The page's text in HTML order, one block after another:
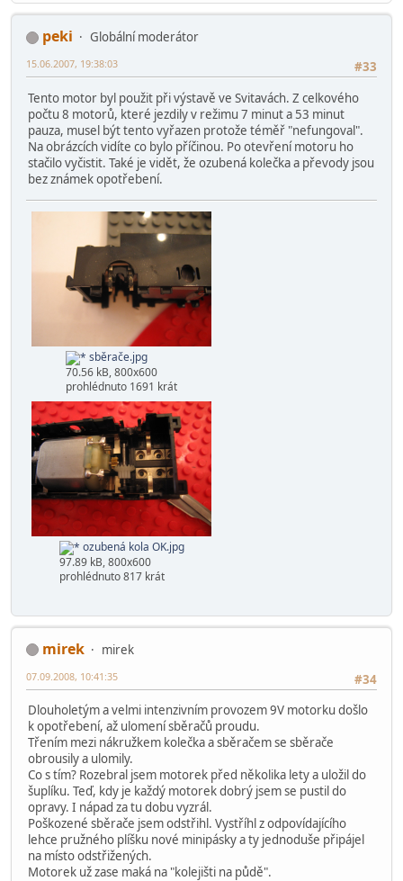
peki
Globální moderátor
#33
15.06.2007, 19:38:03
Tento motor byl použit při výstavě ve Svitavách. Z celkového
počtu 8 motorů, které jezdily v režimu 7 minut a 53 minut
pauza, musel být tento vyřazen protože téměř "nefungoval".
Na obrázcích vidíte co bylo příčinou. Po otevření motoru ho
stačilo vyčistit. Také je vidět, že ozubená kolečka a převody jsou
bez známek opotřebení.
sběrače.jpg
70.56 kB, 800x600
prohlédnuto 1691 krát
ozubená kola OK.jpg
97.89 kB, 800x600
prohlédnuto 817 krát
mirek
mirek
#34
07.09.2008, 10:41:35
Dlouholetým a velmi intenzivním provozem 9V motorku došlo
k opotřebení, až ulomení sběračů proudu.
Třením mezi nákružkem kolečka a sběračem se sběrače
obrousily a ulomily.
Co s tím? Rozebral jsem motorek před několika lety a uložil do
šuplíku. Teď, kdy je každý motorek dobrý jsem se pustil do
opravy. I nápad za tu dobu vyzrál.
Poškozené sběrače jsem odstřihl. Vystříhl z odpovídajícího
lehce pružného plíšku nové minipásky a ty jednoduše připájel
na místo odstřižených.
Motorek už zase maká na "kolejišti na půdě".